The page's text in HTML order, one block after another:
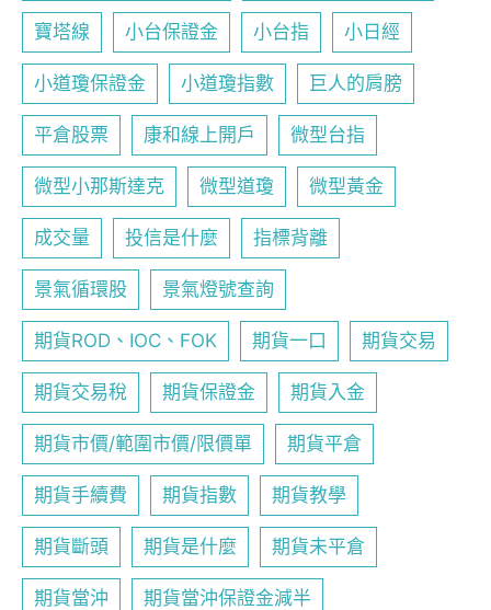
寶塔線 小台保證金 小台指 小日經
小道瓊保證金 小道瓊指數 巨人的肩膀
平倉股票 康和線上開戶 微型台指
微型小那斯達克 微型道瓊 微型黃金
成交量 投信是什麼 指標背離
景氣循環股 景氣燈號查詢
期貨ROD、IOC、FOK 期貨一口 期貨交易
期貨交易稅 期貨保證金 期貨入金
期貨市價/範圍市價/限價單 期貨平倉
期貨手續費 期貨指數 期貨教學
期貨斷頭 期貨是什麼 期貨未平倉
期貨當沖 期貨當沖保證金減半